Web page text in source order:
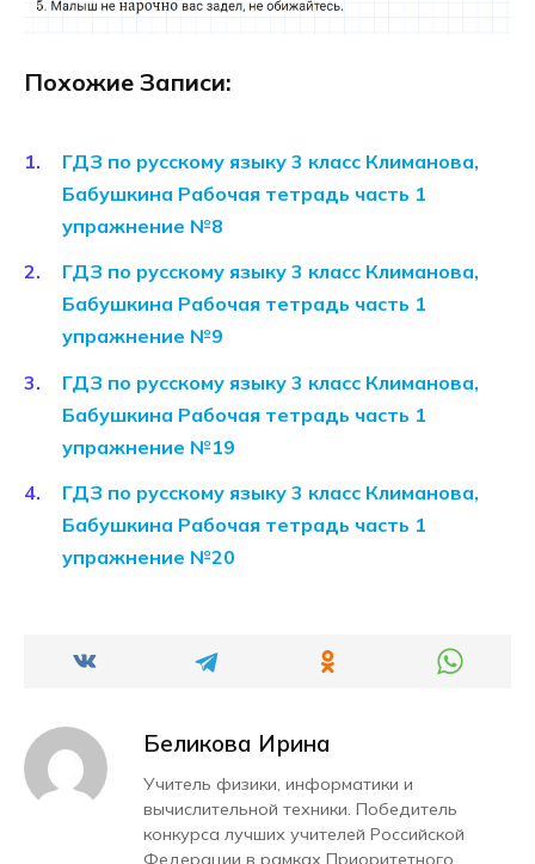
Похожие Записи:
ГДЗ по русскому языку 3 класс Климанова,
Бабушкина Рабочая тетрадь часть 1
упражнение №8
ГДЗ по русскому языку 3 класс Климанова,
Бабушкина Рабочая тетрадь часть 1
упражнение №9
ГДЗ по русскому языку 3 класс Климанова,
Бабушкина Рабочая тетрадь часть 1
упражнение №19
ГДЗ по русскому языку 3 класс Климанова,
Бабушкина Рабочая тетрадь часть 1
упражнение №20
Беликова Ирина
Учитель физики, информатики и
вычислительной техники. Победитель
конкурса лучших учителей Российской
Федерации в рамках Приоритетного